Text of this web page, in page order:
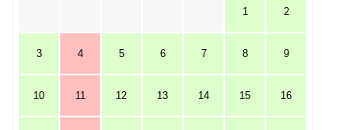
1 2
3 4 5 6 7 8 9
10 11 12 13 14 15 16